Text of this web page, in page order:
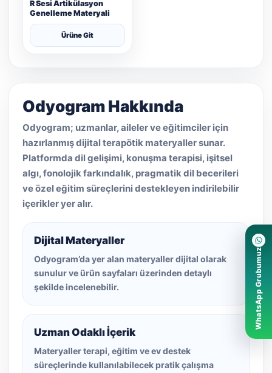
R Sesi Artikülasyon
Genelleme Materyali
Ürüne Git
Odyogram Hakkında
Odyogram; uzmanlar, aileler ve eğitimciler için
hazırlanmış dijital terapötik materyaller sunar.
Platformda dil gelişimi, konuşma terapisi, işitsel
algı, fonolojik farkındalık, pragmatik dil becerileri
ve özel eğitim süreçlerini destekleyen indirilebilir
içerikler yer alır.
Dijital Materyaller
Odyogram’da yer alan materyaller dijital olarak
sunulur ve ürün sayfaları üzerinden detaylı
şekilde incelenebilir.
Uzman Odaklı İçerik
Materyaller terapi, eğitim ve ev destek
süreçlerinde kullanılabilecek pratik çalışma
WhatsApp Grubumuz